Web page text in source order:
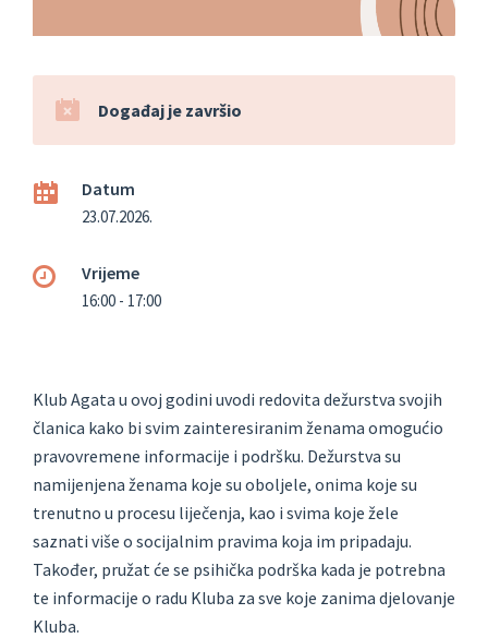
Događaj je završio
Datum
23.07.2026.
Vrijeme
16:00 - 17:00
Klub Agata u ovoj godini uvodi redovita dežurstva svojih
članica kako bi svim zainteresiranim ženama omogućio
pravovremene informacije i podršku. Dežurstva su
namijenjena ženama koje su oboljele, onima koje su
trenutno u procesu liječenja, kao i svima koje žele
saznati više o socijalnim pravima koja im pripadaju.
Također, pružat će se psihička podrška kada je potrebna
te informacije o radu Kluba za sve koje zanima djelovanje
Kluba.